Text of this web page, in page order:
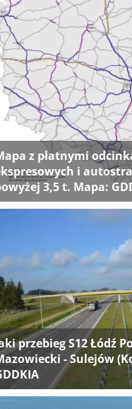
z płatnymi
i
3,5 t. Mapa:
przebieg S12 Łódź
- Sulejów